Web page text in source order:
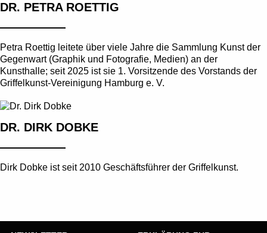
DR. PETRA ROETTIG
Petra Roettig leitete über viele Jahre die Sammlung Kunst der
Gegenwart (Graphik und Fotografie, Medien) an der
Kunsthalle; seit 2025 ist sie 1. Vorsitzende des Vorstands der
Griffelkunst-Vereinigung Hamburg e. V.
DR. DIRK DOBKE
Dirk Dobke ist seit 2010 Geschäftsführer der Griffelkunst.